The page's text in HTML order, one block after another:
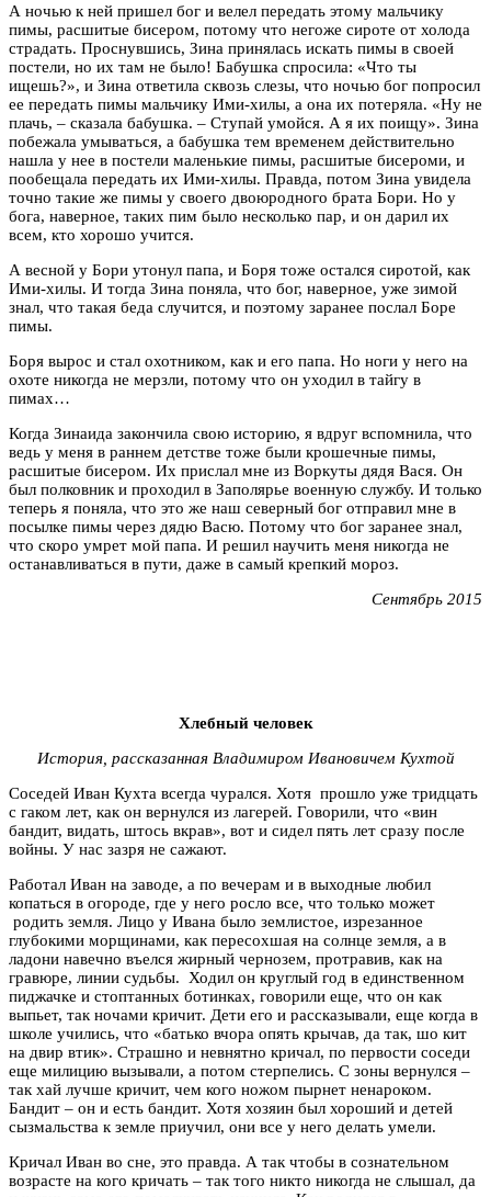
А ночью к ней пришел бог и велел передать этому мальчику
пимы, расшитые бисером, потому что негоже сироте от холода
страдать. Проснувшись, Зина принялась искать пимы в своей
постели, но их там не было! Бабушка спросила: «Что ты
ищешь?», и Зина ответила сквозь слезы, что ночью бог попросил
ее передать пимы мальчику Ими-хилы, а она их потеряла. «Ну не
плачь, – сказала бабушка. – Ступай умойся. А я их поищу». Зина
побежала умываться, а бабушка тем временем действительно
нашла у нее в постели маленькие пимы, расшитые бисероми, и
пообещала передать их Ими-хилы. Правда, потом Зина увидела
точно такие же пимы у своего двоюродного брата Бори. Но у
бога, наверное, таких пим было несколько пар, и он дарил их
всем, кто хорошо учится.
А весной у Бори утонул папа, и Боря тоже остался сиротой, как
Ими-хилы. И тогда Зина поняла, что бог, наверное, уже зимой
знал, что такая беда случится, и поэтому заранее послал Боре
пимы.
Боря вырос и стал охотником, как и его папа. Но ноги у него на
охоте никогда не мерзли, потому что он уходил в тайгу в
пимах…
Когда Зинаида закончила свою историю, я вдруг вспомнила, что
ведь у меня в раннем детстве тоже были крошечные пимы,
расшитые бисером. Их прислал мне из Воркуты дядя Вася. Он
был полковник и проходил в Заполярье военную службу. И только
теперь я поняла, что это же наш северный бог отправил мне в
посылке пимы через дядю Васю. Потому что бог заранее знал,
что скоро умрет мой папа. И решил научить меня никогда не
останавливаться в пути, даже в самый крепкий мороз.
Сентябрь 2015
Хлебный человек
История, рассказанная Владимиром Ивановичем Кухтой
Соседей Иван Кухта всегда чурался. Хотя прошло уже тридцать
с гаком лет, как он вернулся из лагерей. Говорили, что «вин
бандит, видать, штось вкрав», вот и сидел пять лет сразу после
войны. У нас зазря не сажают.
Работал Иван на заводе, а по вечерам и в выходные любил
копаться в огороде, где у него росло все, что только может
родить земля. Лицо у Ивана было землистое, изрезанное
глубокими морщинами, как пересохшая на солнце земля, а в
ладони навечно въелся жирный чернозем, протравив, как на
гравюре, линии судьбы. Ходил он круглый год в единственном
пиджачке и стоптанных ботинках, говорили еще, что он как
выпьет, так ночами кричит. Дети его и рассказывали, еще когда в
школе учились, что «батько вчора опять крычав, да так, шо кит
на двир втик». Страшно и невнятно кричал, по первости соседи
еще милицию вызывали, а потом стерпелись. С зоны вернулся –
так хай лучше кричит, чем кого ножом пырнет ненароком.
Бандит – он и есть бандит. Хотя хозяин был хороший и детей
сызмальства к земле приучил, они все у него делать умели.
Кричал Иван во сне, это правда. А так чтобы в сознательном
возрасте на кого кричать – так того никто никогда не слышал, да